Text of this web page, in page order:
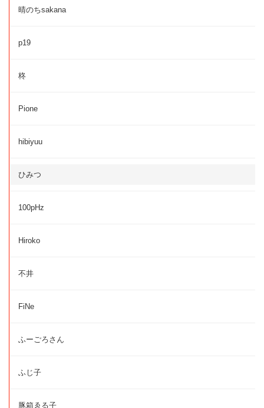
晴のちsakana
p19
柊
Pione
hibiyuu
ひみつ
100pHz
Hiroko
不井
FiNe
ふーごろさん
ふじ子
豚箱ゑる子